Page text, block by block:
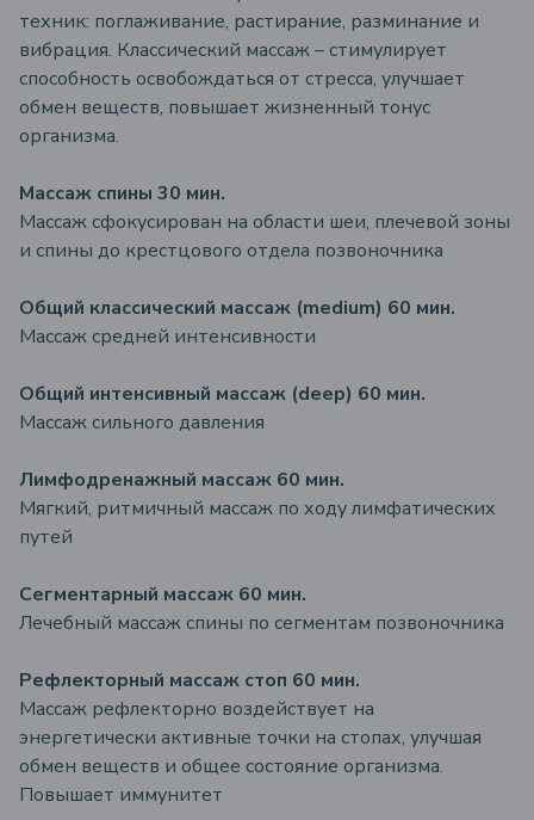
техник: поглаживание, растирание, разминание и
вибрация. Классический массаж – стимулирует
способность освобождаться от стресса, улучшает
обмен веществ, повышает жизненный тонус
организма.
Массаж спины 30 мин.
Массаж сфокусирован на области шеи, плечевой зоны
и спины до крестцового отдела позвоночника
Общий классический массаж (medium) 60 мин.
Массаж средней интенсивности
Общий интенсивный массаж (deep) 60 мин.
Массаж сильного давления
Лимфодренажный массаж 60 мин.
Мягкий, ритмичный массаж по ходу лимфатических
путей
Сегментарный массаж 60 мин.
Лечебный массаж спины по сегментам позвоночника
Рефлекторный массаж стоп 60 мин.
Массаж рефлекторно воздействует на
энергетически активные точки на стопах, улучшая
обмен веществ и общее состояние организма.
Повышает иммунитет